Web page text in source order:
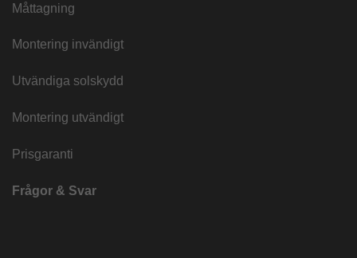
Måttagning
Montering invändigt
Utvändiga solskydd
Montering utvändigt
Prisgaranti
Frågor & Svar